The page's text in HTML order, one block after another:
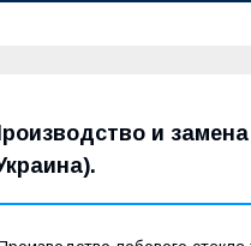
и